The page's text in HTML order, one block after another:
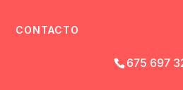
CONTACTO
675 697